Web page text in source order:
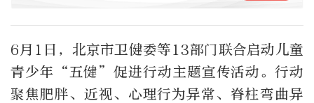
6 月 1 日，北京市卫健委等 13部门联合启动儿童
青少年“五健”促进行动主题宣传活动。行动
聚焦肥胖、近视、心理行为异常、脊柱弯曲异